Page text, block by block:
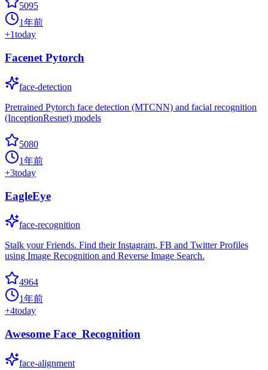
5095
1年前
+1today
Facenet Pytorch
face-detection
Pretrained Pytorch face detection (MTCNN) and facial recognition
(InceptionResnet) models
5080
1年前
+3today
EagleEye
face-recognition
Stalk your Friends. Find their Instagram, FB and Twitter Profiles
using Image Recognition and Reverse Image Search.
4964
1年前
+4today
Awesome Face_Recognition
face-alignment